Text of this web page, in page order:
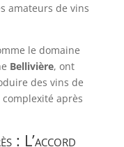
amateurs de vins
le domaine
Bellivière, ont
des vins de
après
: L’accord